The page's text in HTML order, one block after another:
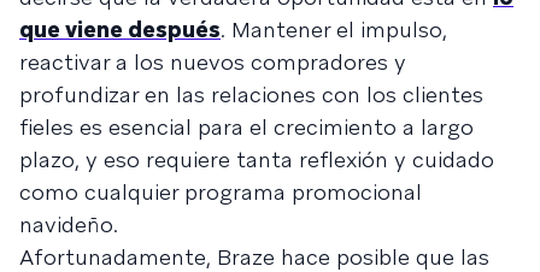
que viene después. Mantener el impulso,
reactivar a los nuevos compradores y
profundizar en las relaciones con los clientes
fieles es esencial para el crecimiento a largo
plazo, y eso requiere tanta reflexión y cuidado
como cualquier programa promocional
navideño.
Afortunadamente, Braze hace posible que las